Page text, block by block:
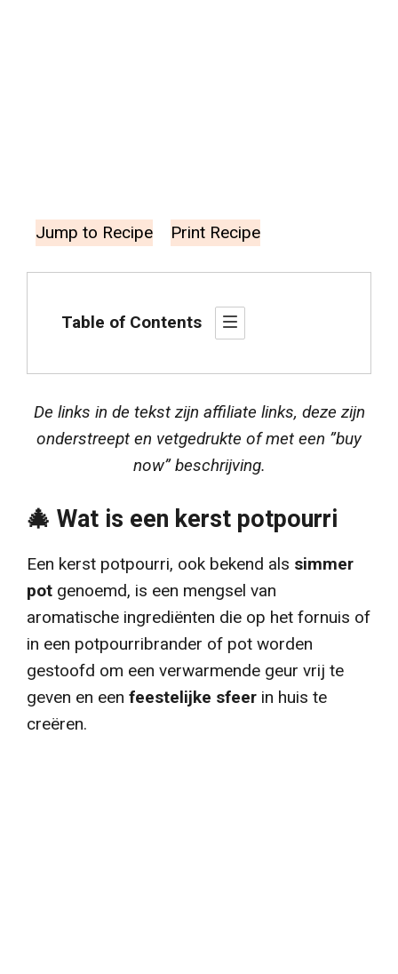
Jump to Recipe Print Recipe
Table of Contents
De links in de tekst zijn affiliate links, deze zijn
onderstreept en vetgedrukte of met een ”buy
now” beschrijving.
🎄 Wat is een kerst potpourri
Een kerst potpourri, ook bekend als simmer
pot genoemd, is een mengsel van
aromatische ingrediënten die op het fornuis of
in een potpourribrander of pot worden
gestoofd om een verwarmende geur vrij te
geven en een feestelijke sfeer in huis te
creëren.